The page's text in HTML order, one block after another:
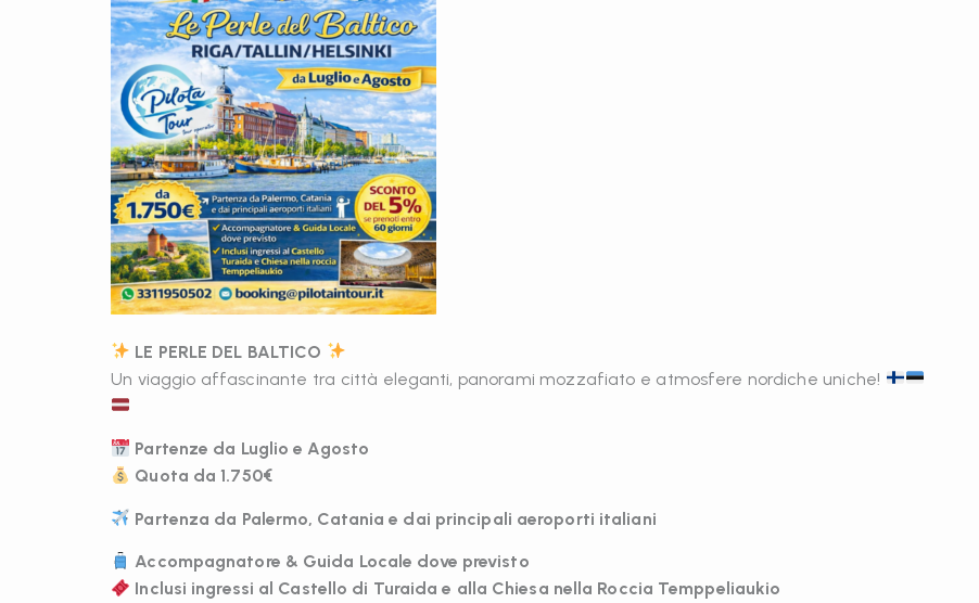
LE PERLE DEL BALTICO
Un viaggio affascinante tra città eleganti, panorami mozzafiato e atmosfere nordiche uniche!
Partenze da Luglio e Agosto
Quota da 1.750€
Partenza da Palermo, Catania e dai principali aeroporti italiani
Accompagnatore & Guida Locale dove previsto
Inclusi ingressi al Castello di Turaida e alla Chiesa nella Roccia Temppeliaukio